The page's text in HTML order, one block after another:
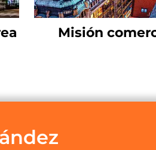
Misión